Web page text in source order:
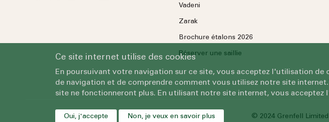
Vadeni
Zarak
Brochure étalons 2026
Réserver une saillie
© 2024 Grenfell
Ce site internet utilise des cookies
En poursuivant votre navigation sur ce site, vous acceptez l'utilisation
de navigation et de comprendre comment vous utilisez notre site
site ne fonctionneront plus. En utilisant notre site internet, vous acceptez
Oui, j'accepte Non, je veux en savoir plus